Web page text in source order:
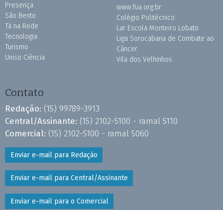
Presença
São Bento
Tá na Rede
Tecnologia
Turismo
Uniso Ciência
www.fua.org.br
Colégio Politécnico
Lar Escola Monteiro Lobato
Liga Sorocabana de Combate ao
Câncer
Vila dos Velhinhos
Contato
Redação: (15) 99789-3913
Central/Assinante: (15) 2102-5100 - ramal 5110
Comercial: (15) 2102-5100 - ramal 5060
Enviar e-mail para Redação
Enviar e-mail para Central/Assinante
Enviar e-mail para o Comercial